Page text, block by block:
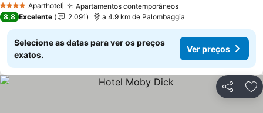
4 EstrelasAparthotel Apartamentos contemporâneosVer preços
8,8 Excelente 2.091 a 4.9 km de Palombaggia
Selecione as datas para ver os preços
exatos.
Ver preços
Partilhar